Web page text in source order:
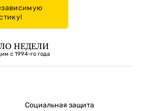
НЕДЕЛИ
с 1994-го года
Социальная защита